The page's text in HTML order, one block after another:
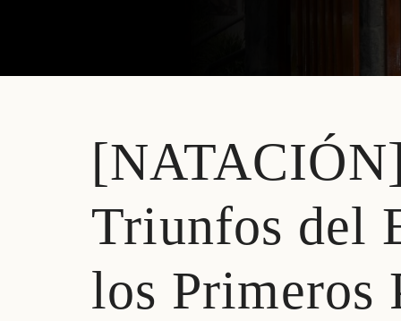
Triunfos del
los Primeros